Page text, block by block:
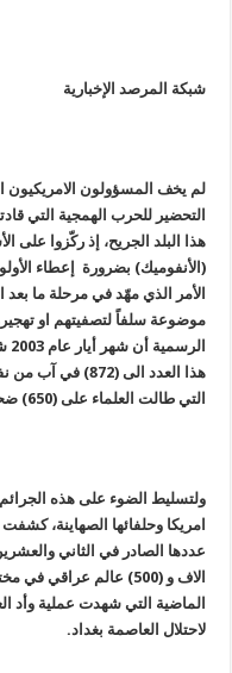
شبكة المرصد الإخبارية
لم يخف المسؤولون الامريكيون
هذا البلد الجريح، إذ ركّزوا على
(الأنفوميك) بضرورة إعطاء
الأمر الذي مهّد في مرحلة ما بعد
موضوعة سلفاً لتصفيتهم او
هذا العدد الى
التي طالت العلماء على (650) ضحيّة في الشهر، حتى مطلع عام 2004.
ولتسليط الضوء على هذه
امريكا وحلفائها الصهاينة،
عددها الصادر في الثاني
الاف و (500) عالم
الماضية التي شهدت عملية وأد
لاحتلال العاصمة بغداد.